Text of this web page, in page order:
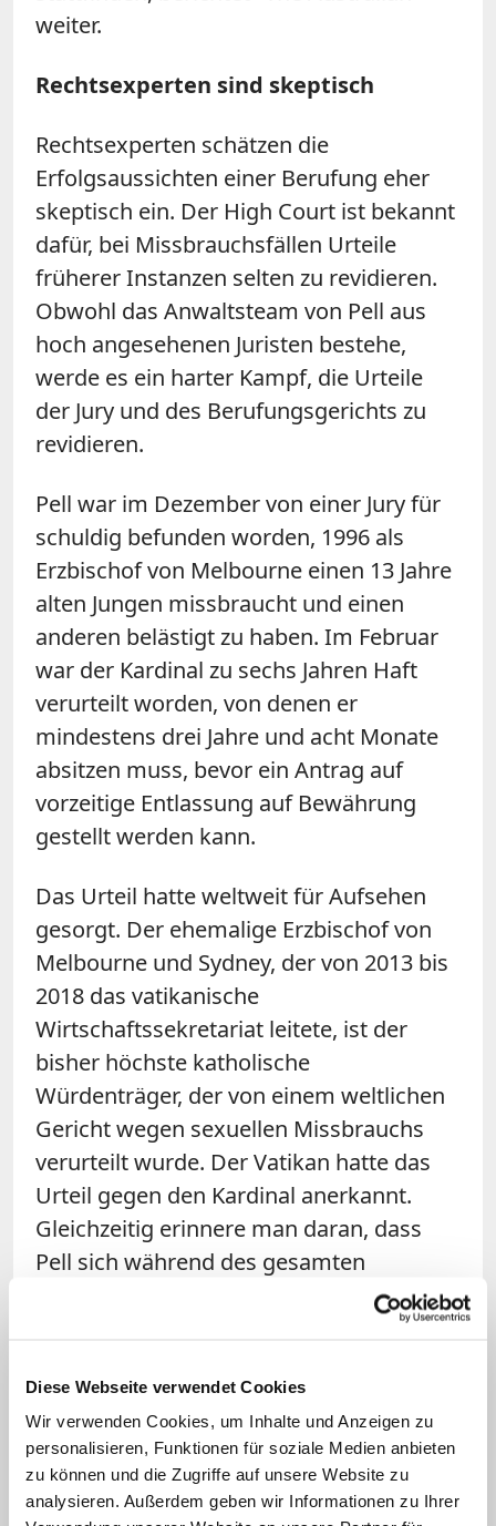
Diese Webseite verwendet Cookies
Wir verwenden Cookies, um Inhalte und Anzeigen zu
personalisieren, Funktionen für soziale Medien anbieten
zu können und die Zugriffe auf unsere Website zu
analysieren. Außerdem geben wir Informationen zu Ihrer
weiter.
Rechtsexperten sind skeptisch
Rechtsexperten schätzen die
Erfolgsaussichten einer Berufung eher
skeptisch ein. Der High Court ist bekannt
dafür, bei Missbrauchsfällen Urteile
früherer Instanzen selten zu revidieren.
Obwohl das Anwaltsteam von Pell aus
hoch angesehenen Juristen bestehe,
werde es ein harter Kampf, die Urteile
der Jury und des Berufungsgerichts zu
revidieren.
Pell war im Dezember von einer Jury für
schuldig befunden worden, 1996 als
Erzbischof von Melbourne einen 13 Jahre
alten Jungen missbraucht und einen
anderen belästigt zu haben. Im Februar
war der Kardinal zu sechs Jahren Haft
verurteilt worden, von denen er
mindestens drei Jahre und acht Monate
absitzen muss, bevor ein Antrag auf
vorzeitige Entlassung auf Bewährung
gestellt werden kann.
Das Urteil hatte weltweit für Aufsehen
gesorgt. Der ehemalige Erzbischof von
Melbourne und Sydney, der von 2013 bis
2018 das vatikanische
Wirtschaftssekretariat leitete, ist der
bisher höchste katholische
Würdenträger, der von einem weltlichen
Gericht wegen sexuellen Missbrauchs
verurteilt wurde. Der Vatikan hatte das
Urteil gegen den Kardinal anerkannt.
Gleichzeitig erinnere man daran, dass
Pell sich während des gesamten
Verfahrens für unschuldig erklärt habe
und die Berufung vor dem Obersten
Erklärung. Auch der jetzige Erzbischof
von Melbourne, Peter Comensoli, hatte
erklärt, weiterhin an die Unschuld Pells
zu glauben.